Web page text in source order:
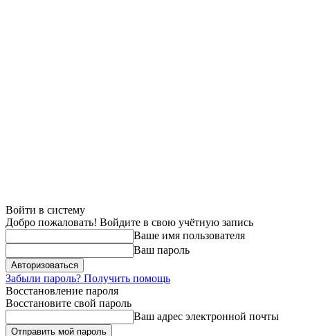
Войти в систему
Добро пожаловать! Войдите в свою учётную запись
Ваше имя пользователя
Ваш пароль
Забыли пароль? Получить помощь
Восстановление пароля
Восстановите свой пароль
Ваш адрес электронной почты